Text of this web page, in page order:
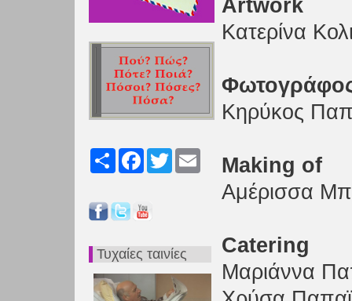
Share FacebookTwitter
Τυχαίες ταινίες
Artwork
Κατερίνα
Κηρύκος
Making of
Αμέρισσα
Catering
Μαριάννα